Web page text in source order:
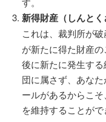
新得財産（しんとく
これは、裁判所が
が新たに得た財産
後に新たに発生す
団に属さず、あな
ールがあるからこ
を維持することがで